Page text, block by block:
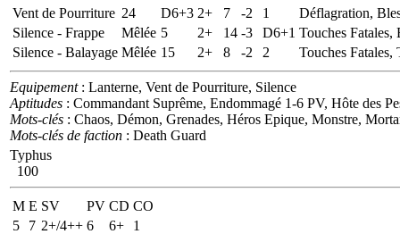
Vent de Pourriture 24 D6+3 2+ 7 -2 1
Déflagration,
Silence - Frappe
Mêlée 5 2+ 14 -3 D6+1 Touches Fatales,
Silence - Balayage Mêlée 15 2+ 8 -2 2 Touches Fatales,
Equipement: Lanterne, Vent de Pourriture, Silence
Aptitudes : Commandant Suprême, Endommagé 1-6 PV, Hôte des
Mots-clés : Chaos, Démon, Grenades, Héros Epique, Monstre,
Mots-clés de faction : Death Guard
Typhus
100
M E SV PV CD CO
5
7 2+/4++ 6 6+
1